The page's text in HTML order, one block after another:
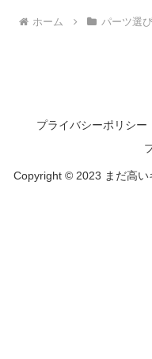
ホーム パーツ選び
プライバシーポリシー
Copyright © 2023 まだ高い